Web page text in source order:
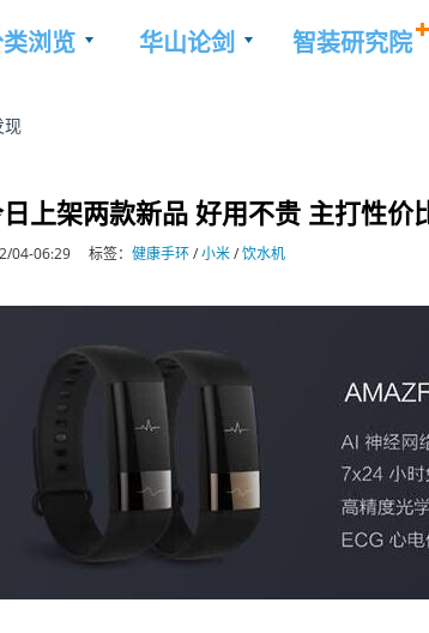
浏览 华山论剑 智装研究院
现
上架两款新品 好用不贵 主打性价
04-06:29 标签： 健康手环/小米/饮水机